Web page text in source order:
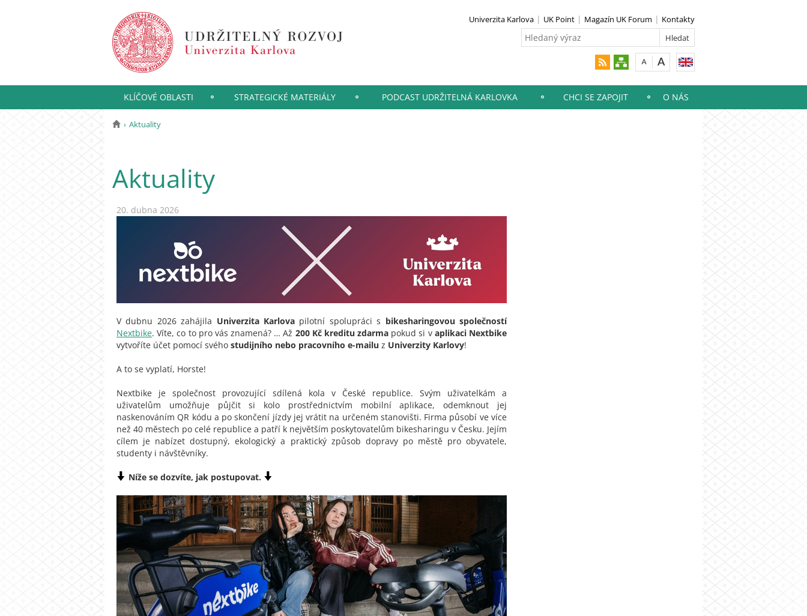
Univerzita Karlova UK Point Magazín UK Forum Kontakty
KLÍČOVÉ OBLASTI STRATEGICKÉ MATERIÁLY PODCAST UDRŽITELNÁ KARLOVKA CHCI SE ZAPOJIT O NÁS
Aktuality
Aktuality
20. dubna 2026
V dubnu 2026 zahájila Univerzita Karlova pilotní spolupráci s bikesharingovou společností
Nextbike. Víte, co to pro vás znamená? … Až 200 Kč kreditu zdarma pokud si v aplikaci Nextbike
vytvoříte účet pomocí svého studijního nebo pracovního e-mailu z Univerzity Karlovy!
A to se vyplatí, Horste!
Nextbike je společnost provozující sdílená kola v České republice. Svým uživatelkám a
uživatelům umožňuje půjčit si kolo prostřednictvím mobilní aplikace, odemknout jej
naskenováním QR kódu a po skončení jízdy jej vrátit na určeném stanovišti. Firma působí ve více
než 40 městech po celé republice a patří k největším poskytovatelům bikesharingu v Česku. Jejím
cílem je nabízet dostupný, ekologický a praktický způsob dopravy po městě pro obyvatele,
studenty i návštěvníky.
Níže se dozvíte, jak postupovat.